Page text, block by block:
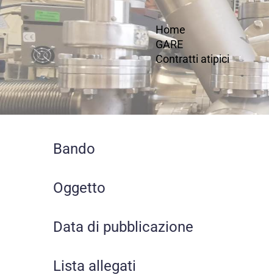
Home
GARE
Contratti atipici
Bando
Oggetto
Data di pubblicazione
Lista allegati